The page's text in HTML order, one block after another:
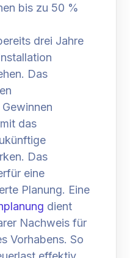
bis zu 50 %
drei Jahre
Das
das
Das
eine
Planung. Eine
dient
Nachweis für
Vorhabens. So